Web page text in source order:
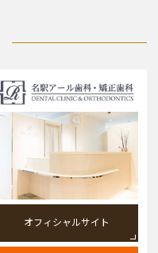
オフィシャルサイト